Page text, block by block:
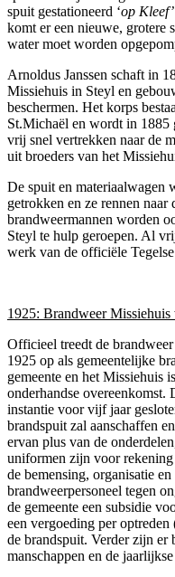
spuit gestationeerd ‘op Kleef’
komt er een nieuwe, grotere
water moet worden
Arnoldus Janssen schaft in
Missiehuis in Steyl en
beschermen. Het korps
St.Michaël en wordt in 1885
vrij snel vertrekken naar de
uit broeders van het
De spuit en materiaalwagen
getrokken en ze rennen
brandweermannen worden
Steyl te hulp geroepen. Al
werk van de officiële
1925: Brandweer Missiehuis
Officieel treedt de
1925 op als gemeentelijke
gemeente en het Missiehuis
onderhandse overeenkomst.
instantie voor vijf jaar
brandspuit zal aanschaffen
ervan plus van de
uniformen zijn voor
de bemensing, organisatie
brandweerpersoneel tegen
de gemeente een subsidie
een vergoeding per
de brandspuit. Verder zijn er
manschappen en de